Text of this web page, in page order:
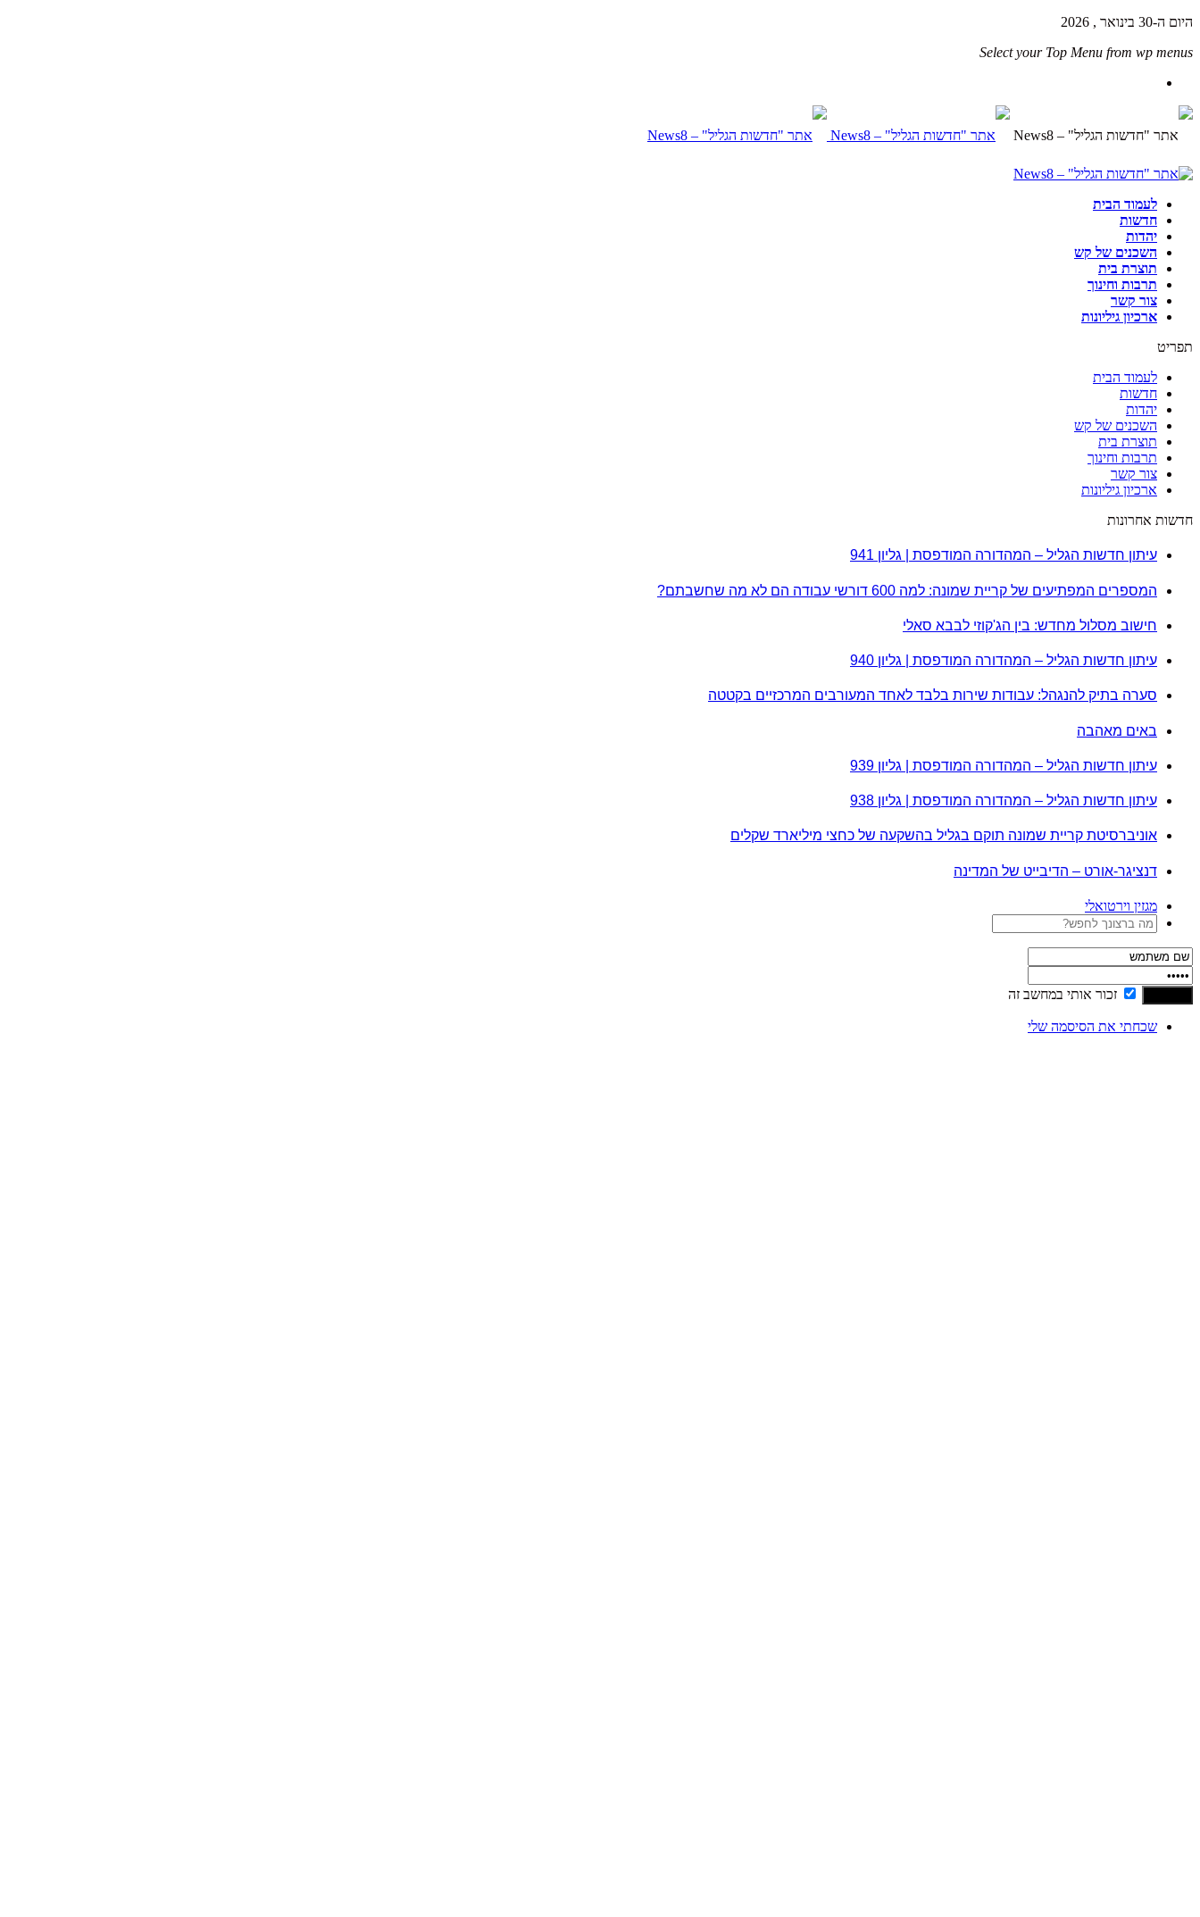
היום ה-30 בינואר , 2026
Select your Top Menu from wp menus
לעמוד הבית
חדשות
יהדות
השכנים של קש
תוצרת בית
תרבות וחינוך
צור קשר
ארכיון גיליונות
תפריט
לעמוד הבית
חדשות
יהדות
השכנים של קש
תוצרת בית
תרבות וחינוך
צור קשר
ארכיון גיליונות
חדשות אחרונות
עיתון חדשות הגליל – המהדורה המודפסת | גליון 941
המספרים המפתיעים של קריית שמונה: למה 600 דורשי עבודה הם לא מה שחשבתם?
חישוב מסלול מחדש: בין הג'קוזי לבבא סאלי
עיתון חדשות הגליל – המהדורה המודפסת | גליון 940
סערה בתיק להנגהל: עבודות שירות בלבד לאחד המעורבים המרכזיים בקטטה
באים מאהבה
עיתון חדשות הגליל – המהדורה המודפסת | גליון 939
עיתון חדשות הגליל – המהדורה המודפסת | גליון 938
אוניברסיטת קריית שמונה תוקם בגליל בהשקעה של כחצי מיליארד שקלים
דנציגר-אורט – הדיבייט של המדינה
מגזין וירטואלי
זכור אותי במחשב זה
שכחתי את הסיסמה שלי